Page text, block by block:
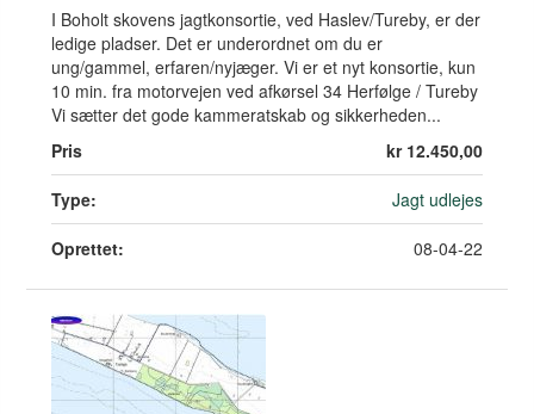
I Boholt skovens jagtkonsortie, ved Haslev/Tureby, er der
ledige pladser. Det er underordnet om du er
ung/gammel, erfaren/nyjæger. Vi er et nyt konsortie, kun
10 min. fra motorvejen ved afkørsel 34 Herfølge / Tureby
Vi sætter det gode kammeratskab og sikkerheden...
Pris
kr 12.450,00
Type: Jagt udlejes
Oprettet: 08-04-22